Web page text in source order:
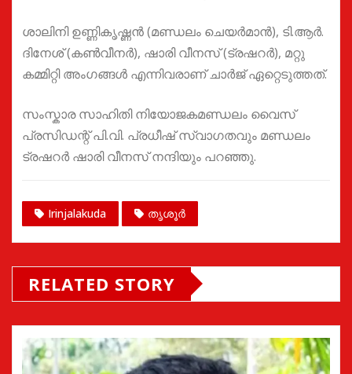
ശാലിനി ഉണ്ണികൃഷ്ണൻ (മണ്ഡലം ചെയർമാൻ), ടി.ആർ.
ദിനേശ് (കൺവീനർ), ഷാരി വീനസ് (ട്രഷറർ), മറ്റു
കമ്മിറ്റി അംഗങ്ങൾ എന്നിവരാണ് ചാർജ് ഏറ്റെടുത്തത്.
സംസ്കാര സാഹിതി നിയോജകമണ്ഡലം വൈസ്
പ്രസിഡന്റ് പി.വി. പ്രധീഷ് സ്വാഗതവും മണ്ഡലം
ട്രഷറർ ഷാരി വീനസ് നന്ദിയും പറഞ്ഞു.
Irinjalakuda തൃശൂർ
RELATED STORY